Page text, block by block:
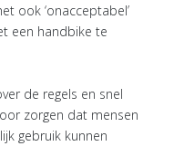
ook ‘onacceptabel’
een handbike te
de regels en snel
zorgen dat mensen
gebruik kunnen